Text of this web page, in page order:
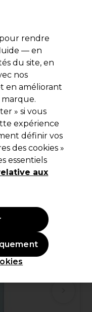
connecter
et Matériel
Black
rendre
— en
du site, en
nos
en améliorant
» si vous
expérience
définir vos
des cookies »
essentiels
aux